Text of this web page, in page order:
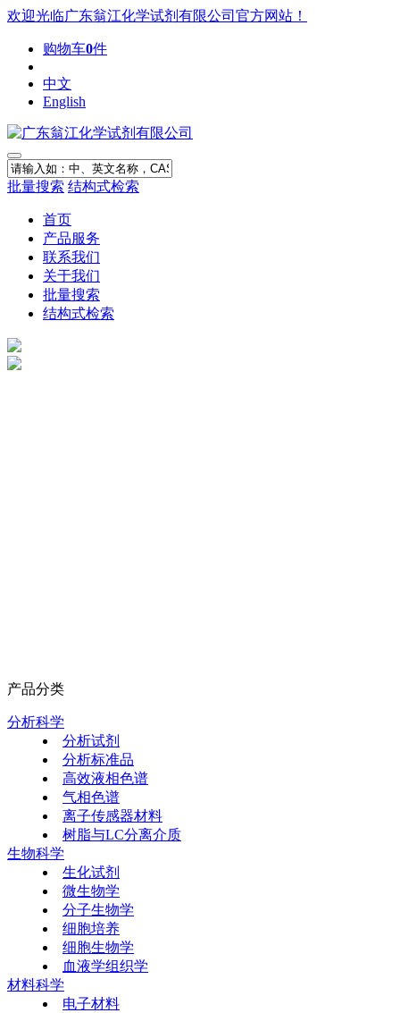
欢迎光临广东翁江化学试剂有限公司官方网站！
购物车0件
中文
English
批量搜索 结构式检索
首页
产品服务
联系我们
关于我们
批量搜索
结构式检索
产品分类
分析科学
分析试剂
分析标准品
高效液相色谱
气相色谱
离子传感器材料
树脂与LC分离介质
生物科学
生化试剂
微生物学
分子生物学
细胞培养
细胞生物学
血液学组织学
材料科学
电子材料